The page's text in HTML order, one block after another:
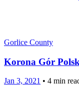
Gorlice County
Korona Gór
Jan 3, 2021 • 4 min